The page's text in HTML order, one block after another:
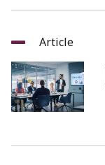
Article